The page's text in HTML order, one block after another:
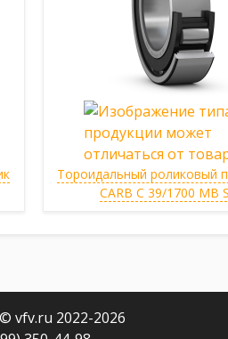
Тороидальный роликовый
CARB C 39/1700 MB
vfv.ru 2022-2026